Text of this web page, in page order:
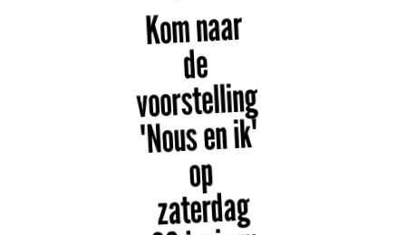
Kom naar
de
voorstelling
'Nous en ik'
op
zaterdag